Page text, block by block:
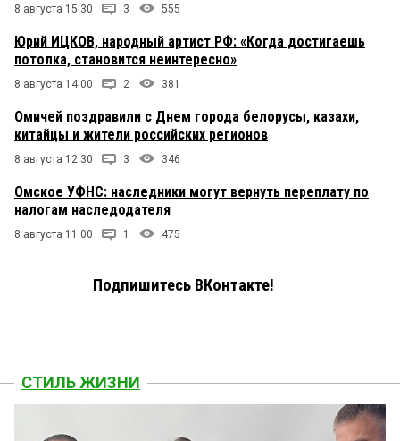
8 августа 15:30 3 555
Юрий ИЦКОВ, народный артист РФ: «Когда достигаешь
потолка, становится неинтересно»
8 августа 14:00 2 381
Омичей поздравили с Днем города белорусы, казахи,
китайцы и жители российских регионов
8 августа 12:30 3 346
Омское УФНС: наследники могут вернуть переплату по
налогам наследодателя
8 августа 11:00 1 475
Подпишитесь ВКонтакте!
СТИЛЬ ЖИЗНИ